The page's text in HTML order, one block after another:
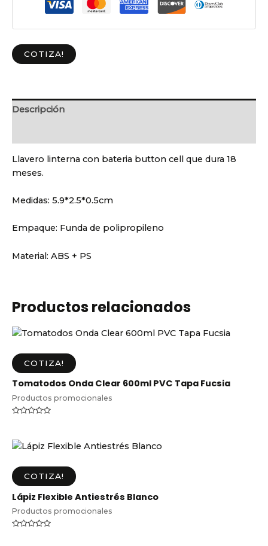
COTIZA!
Descripción
Llavero linterna con bateria button cell que dura 18
meses.
Medidas: 5.9*2.5*0.5cm
Empaque: Funda de polipropileno
Material: ABS + PS
Productos relacionados
COTIZA!
Tomatodos Onda Clear 600ml PVC Tapa Fucsia
Productos promocionales
de
5
COTIZA!
Lápiz Flexible Antiestrés Blanco
Productos promocionales